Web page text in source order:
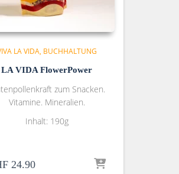
LA VIDA BUCHHALTUNG
LA VIDA FlowerPower
zum Snacken.
Vitamine. Mineralien.
Inhalt: 190g
24.90